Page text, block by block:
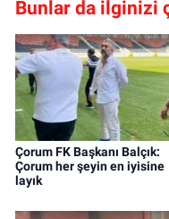
Bunlar da ilginizi
Çorum FK Başkanı Balçık:
Çorum her şeyin en iyisine
layık